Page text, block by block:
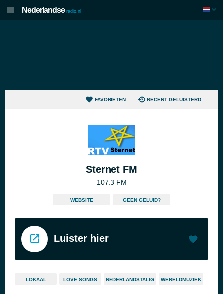
Nederlandse radio.nl
FAVORIETEN RECENT GELUISTERD
Sternet FM
107.3 FM
WEBSITE GEEN GELUID?
Luister hier
LOKAAL LOVE SONGS NEDERLANDSTALIG WERELDMUZIEK